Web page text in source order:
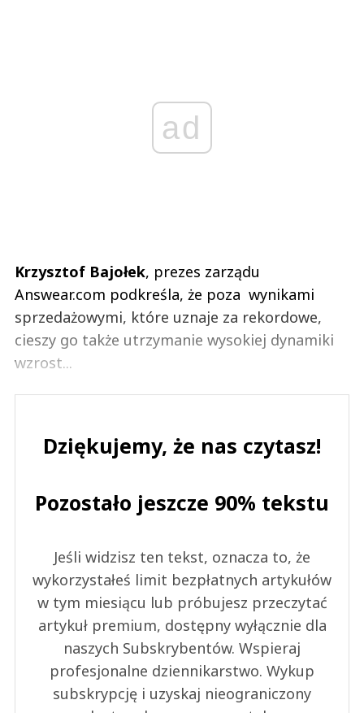
ad
Krzysztof Bajołek, prezes zarządu
Answear.com podkreśla, że poza wynikami
sprzedażowymi, które uznaje za rekordowe,
cieszy go także utrzymanie wysokiej dynamiki
wzrost...
Dziękujemy, że nas czytasz!
Pozostało jeszcze 90% tekstu
Jeśli widzisz ten tekst, oznacza to, że
wykorzystałeś limit bezpłatnych artykułów
w tym miesiącu lub próbujesz przeczytać
artykuł premium, dostępny wyłącznie dla
naszych Subskrybentów. Wspieraj
profesjonalne dziennikarstwo. Wykup
subskrypcję i uzyskaj nieograniczony